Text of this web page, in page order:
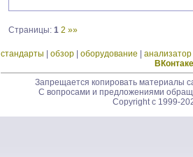
Страницы: 1 2 »»
стандарты обзор оборудование анализатор
ВКонтаке
Запрещается копировать материалы
С вопросами и предложениями
Copyright c 1999-